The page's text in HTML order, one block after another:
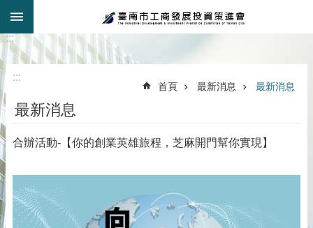
跳到主要內容區塊
:::
:::
首頁 最新消息 最新消息
最新消息
合辦活動-【你的創業英雄旅程，芝麻開門幫你實現】